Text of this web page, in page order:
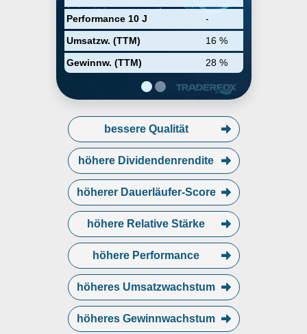
Performance 10 J
-
Umsatzw. (TTM)
16 %
Gewinnw. (TTM)
28 %
bessere Qualität
höhere Dividendenrendite
höherer Dauerläufer-Score
höhere Relative Stärke
höhere Performance
höheres Umsatzwachstum
höheres Gewinnwachstum